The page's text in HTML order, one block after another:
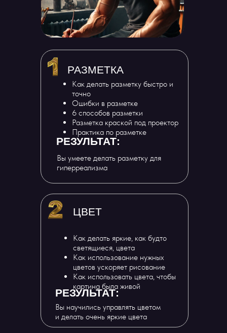
Как делать яркие, как будто
светящиеся, цвета
Как использование нужных
цветов ускоряет рисование
Как использовать цвета, чтобы
картина была живой
ЦВЕТ
Вы научились управлять цветом
и делать очень яркие цвета
РЕЗУЛЬТАТ:
Как делать разметку быстро и
точно
Ошибки в разметке
6 способов разметки
Разметка краской под проектор
Практика по разметке
РАЗМЕТКА
РЕЗУЛЬТАТ:
Вы умеете делать разметку для
гиперреализма